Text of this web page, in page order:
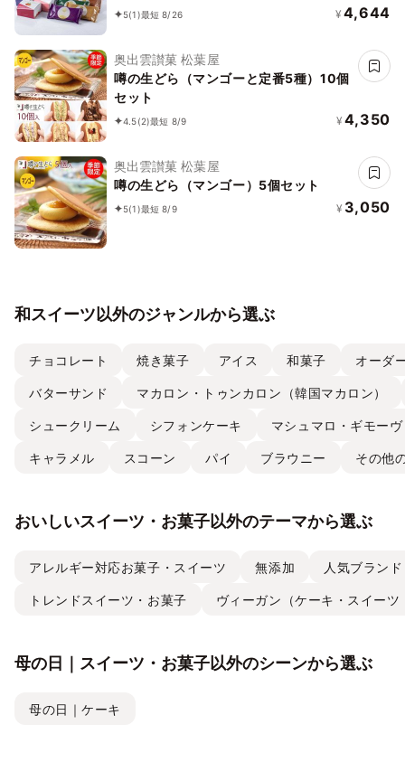
5(1)最短 8/26 ¥ 4,644
奥出雲讃菓 松葉屋
噂の生どら（マンゴーと定番5種）10個
セット
4.5(2)最短 8/9 ¥ 4,350
奥出雲讃菓 松葉屋
噂の生どら（マンゴー）5個セット
5(1)最短 8/9 ¥ 3,050
和スイーツ以外のジャンルから選ぶ
チョコレート 焼き菓子 アイス 和菓子 オーダ
バターサンド マカロン・トゥンカロン（韓国マカロン）
シュークリーム シフォンケーキ マシュマロ・ギモーヴ
キャラメル スコーン パイ ブラウニー その他
おいしいスイーツ・お菓子以外のテーマから選ぶ
アレルギー対応お菓子・スイーツ 無添加 人気ブランド
トレンドスイーツ・お菓子 ヴィーガン（ケーキ・スイーツ
母の日｜スイーツ・お菓子以外のシーンから選ぶ
母の日｜ケーキ